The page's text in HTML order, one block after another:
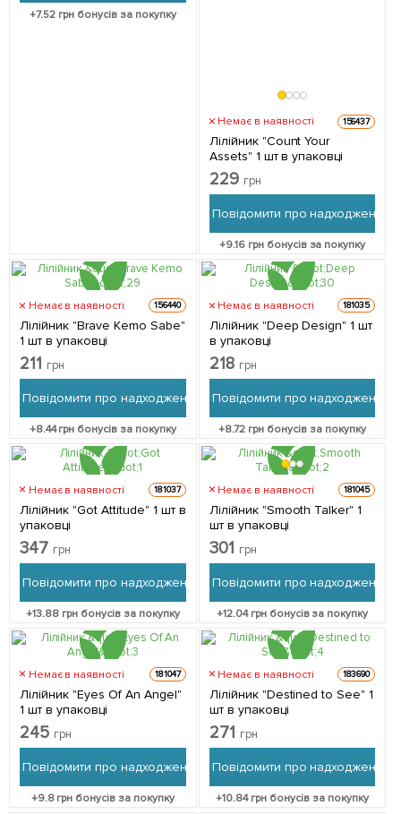
+7.52 грн бонусів за покупку
Немає в наявності 156437
Лілійник "Count Your
Assets" 1 шт в упаковці
229 грн
Повідомити про надходження
+9.16грн бонусів за покупку
Немає в наявності 156440
Лілійник "Brave Kemo Sabe"
1 шт в упаковці
211 грн
Повідомити про надходження
+8.44грн бонусів за покупку
Немає в наявності 181035
Лілійник "Deep Design" 1 шт
в упаковці
218 грн
Повідомити про надходження
+8.72 грн бонусів за покупку
Немає в наявності 181037
Лілійник "Got Attitude" 1 шт в
упаковці
347 грн
Повідомити про надходження
+13.88грн бонусів за покупку
Немає в наявності 181045
Лілійник "Smooth Talker" 1
шт в упаковці
301 грн
Повідомити про надходження
+12.04грн бонусів за покупку
Немає в наявності 181047
Лілійник "Eyes Of An Angel"
1 шт в упаковці
245 грн
Повідомити про надходження
+9.8грн бонусів за покупку
Немає в наявності 183690
Лілійник "Destined to See" 1
шт в упаковці
271 грн
Повідомити про надходження
+10.84грн бонусів за покупку